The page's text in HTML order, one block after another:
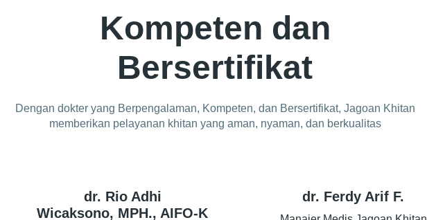
Kompeten dan
Bersertifikat
Dengan dokter yang Berpengalaman, Kompeten, dan Bersertifikat, Jagoan Khitan
memberikan pelayanan khitan yang aman, nyaman, dan berkualitas
dr. Rio Adhi
Wicaksono, MPH., AIFO-K
dr. Ferdy Arif F.